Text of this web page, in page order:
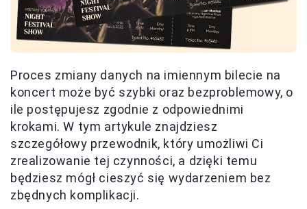
Proces zmiany danych na imiennym bilecie na
koncert może być szybki oraz bezproblemowy, o
ile postępujesz zgodnie z odpowiednimi
krokami. W tym artykule znajdziesz
szczegółowy przewodnik, który umożliwi Ci
zrealizowanie tej czynności, a dzięki temu
będziesz mógł cieszyć się wydarzeniem bez
zbędnych komplikacji.